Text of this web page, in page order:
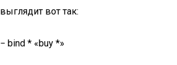
выглядит вот так:
− bind * «buy *»